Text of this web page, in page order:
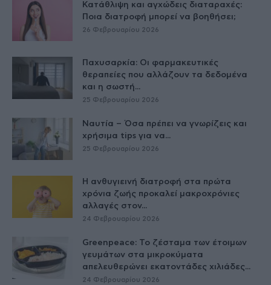
Κατάθλιψη και αγχώδεις διαταραχές:
Ποια διατροφή μπορεί να βοηθήσει;
26 Φεβρουαρίου 2026
Παχυσαρκία: Οι φαρμακευτικές
θεραπείες που αλλάζουν τα δεδομένα
και η σωστή...
25 Φεβρουαρίου 2026
Ναυτία – Όσα πρέπει να γνωρίζεις και
χρήσιμα tips για να...
25 Φεβρουαρίου 2026
Η ανθυγιεινή διατροφή στα πρώτα
χρόνια ζωής προκαλεί μακροχρόνιες
αλλαγές στον...
24 Φεβρουαρίου 2026
Greenpeace: Το ζέσταμα των έτοιμων
γευμάτων στα μικροκύματα
απελευθερώνει εκατοντάδες χιλιάδες...
24 Φεβρουαρίου 2026